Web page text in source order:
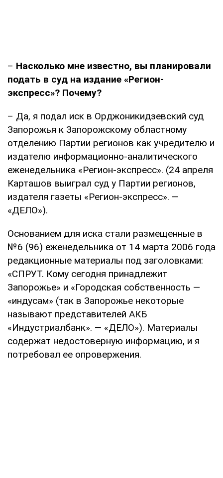
– Насколько мне известно, вы планировали
подать в суд на издание «Регион-
экспресс»? Почему?
– Да, я подал иск в Орджоникидзевский суд
Запорожья к Запорожскому областному
отделению Партии регионов как учредителю и
издателю информационно-аналитического
еженедельника «Регион-экспресс». (24 апреля
Карташов выиграл суд у Партии регионов,
издателя газеты «Регион-экспресс». —
«ДЕЛО»).
Основанием для иска стали размещенные в
№6 (96) еженедельника от 14 марта 2006 года
редакционные материалы под заголовками:
«СПРУТ. Кому сегодня принадлежит
Запорожье» и «Городская собственность —
«индусам» (так в Запорожье некоторые
называют представителей АКБ
«Индустриалбанк». — «ДЕЛО»). Материалы
содержат недостоверную информацию, и я
потребовал ее опровержения.